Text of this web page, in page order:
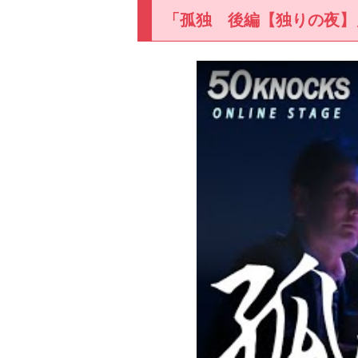
「孤独 後編【独りの夜